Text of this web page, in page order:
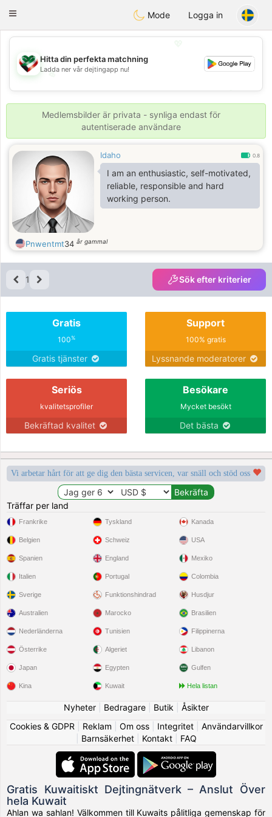
KuwaitChat
Toggle
Mode Logga in
💖
💕
💕
Hitta din perfekta matchning
Ladda ner vår dejtingapp nu!
Medlemsbilder är privata - synliga endast för
autentiserade användare
Idaho 0.8
I am an enthusiastic, self-motivated,
reliable, responsible and hard
working person.
Pnwentmt34 år gammal
1 Sök efter kriterier
Gratis
100%
Gratis tjänster
Support
100% gratis
Lyssnande moderatorer
Seriös
kvalitetsprofiler
Bekräftad kvalitet
Besökare
Mycket besökt
Det bästa
Vi arbetar hårt för att ge dig den bästa servicen, var snäll och stöd oss
Träffar per land
Frankrike
Belgien
Spanien
Italien
Sverige
Tyskland
Schweiz
England
Portugal
Funktionshindrad
Kanada
USA
Mexiko
Colombia
Husdjur
Australien
Nederländerna
Österrike
Japan
Kina
Marocko
Tunisien
Algeriet
Egypten
Kuwait
Brasilien
Filippinerna
Libanon
Gulfen
Hela listan
Nyheter| Bedragare| Butik
Åsikter
Cookies & GDPR
Reklam Om oss| Integritet| Användarvillkor
Barnsäkerhet| Kontakt| FAQ
Gratis Kuwaitiskt Dejtingnätverk – Anslut Över
hela Kuwait
Ahlan wa sahlan! Välkommen till Kuwaits pålitliga gemenskap för